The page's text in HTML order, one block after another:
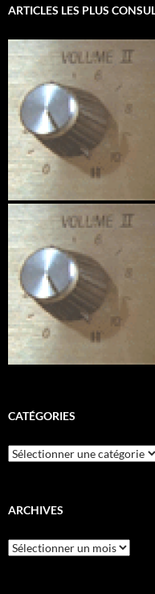
ARTICLES LES PLUS
CATÉGORIES
Catégories
ARCHIVES
Archives